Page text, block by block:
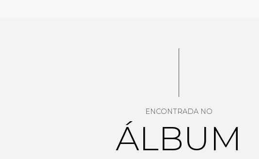
ENCONTRADA NO
ÁLBUM